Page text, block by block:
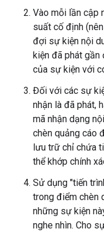
Vào mỗi lần cập
suất cố định
đợi sự kiện nội
kiện đã phát gần
của sự kiện với
Đối với các sự
nhận là đã phát,
mã nhận dạng
chèn quảng cáo
lưu trữ chỉ chứa
thể khớp chính
Sử dụng "tiến
trong điểm chèn
những sự kiện
nghe nhìn. Cho